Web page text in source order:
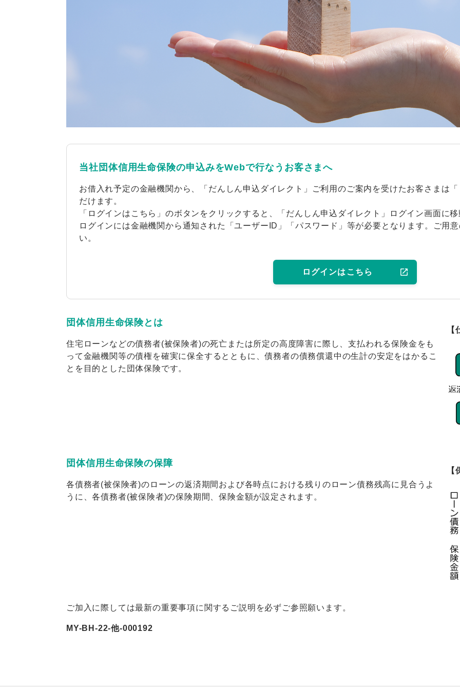
当社団体信用生命保険の申込みをWebで行なうお客さまへ
お借入れ予定の金融機関から、「だんしん申込ダイレクト」ご利用のご案内を受けたお客さまは
だけます。
「ログインはこちら」のボタンをクリックすると、「だんしん申込ダイレクト」ログイン画面に
ログインには金融機関から通知された「ユーザーID」「パスワード」等が必要となります。ご用
い。
ログインはこちら
団体信用生命保険とは
住宅ローンなどの債務者(被保険者)の死亡または所定の高度障害に際し、支払われる保険金をも
って金融機関等の債権を確実に保全するとともに、債務者の債務償還中の生計の安定をはかるこ
とを目的とした団体保険です。
団体信用生命保険の保障
各債務者(被保険者)のローンの返済期間および各時点における残りのローン債務残高に見合うよ
うに、各債務者(被保険者)の保険期間、保険金額が設定されます。
ご加入に際しては最新の重要事項に関するご説明を必ずご参照願います。
MY-BH-22-他-000192